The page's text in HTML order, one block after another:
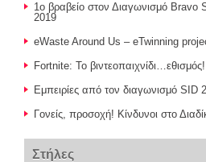
1ο βραβείο στον Διαγωνισμό Bravo
2019
eWaste Around Us – eTwinning
Fortnite: Το βιντεοπαιχνίδι…εθισμός!
Εμπειρίες από τον διαγωνισμό SID
Γονείς, προσοχή! Κίνδυνοι στο
Στήλες